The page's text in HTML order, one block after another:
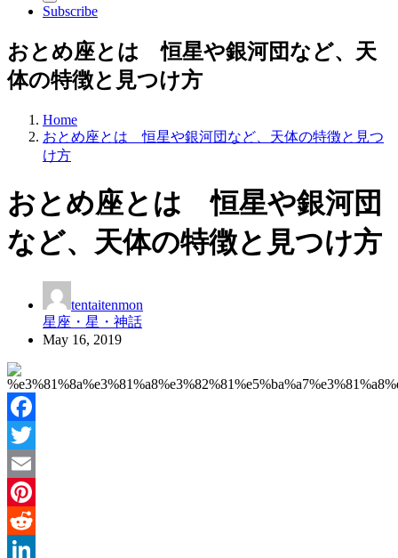
Subscribe
おとめ座とは 恒星や銀河団など、天
体の特徴と見つけ方
Home
おとめ座とは 恒星や銀河団など、天体の特徴と見つ
け方
おとめ座とは 恒星や銀河団
など、天体の特徴と見つけ方
tentaitenmon
星座・星・神話
May 16, 2019
Facebook
Twitter
Email
Pinterest
Reddit